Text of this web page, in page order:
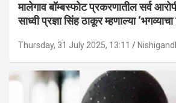
मालेगाव बॉम्बस्फोट प्रकरणातील सर्व
साध्वी प्रज्ञा सिंह ठाकूर म्हणाल्या
Thursday, 31 July 2025, 13:11